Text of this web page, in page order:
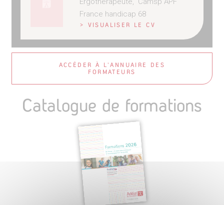
France handicap 68
> VISUALISER LE CV
ACCÉDER À L'ANNUAIRE DES
FORMATEURS
Catalogue de formations